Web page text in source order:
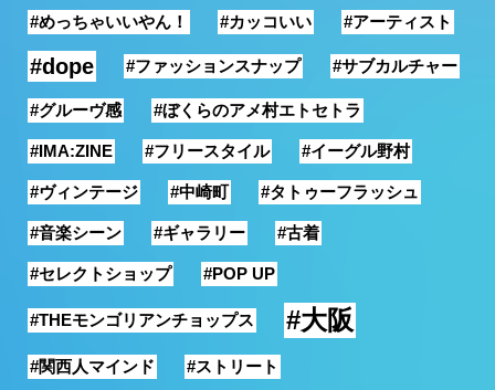
#めっちゃいいやん！ #カッコいい #アーティスト
#dope #ファッションスナップ #サブカルチャー
#グルーヴ感 #ぼくらのアメ村エトセトラ
#IMA:ZINE #フリースタイル #イーグル野村
#ヴィンテージ #中崎町 #タトゥーフラッシュ
#音楽シーン #ギャラリー #古着
#セレクトショップ #POP UP
#THEモンゴリアンチョップス #大阪
#関西人マインド #ストリート